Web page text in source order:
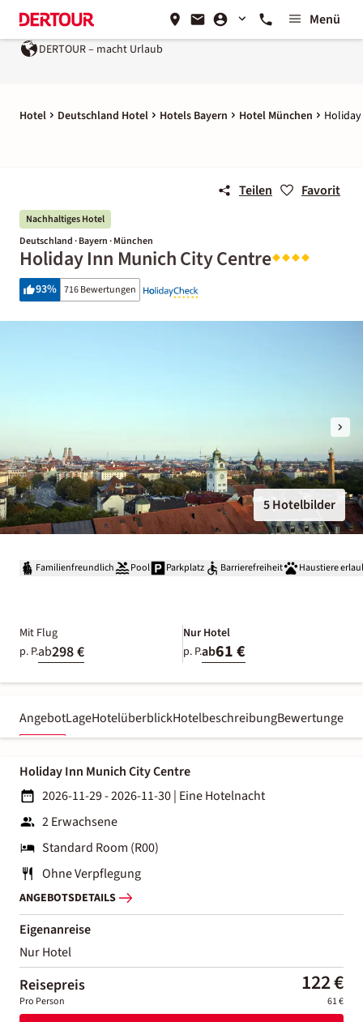
Menü
DERTOUR – macht Urlaub
Hotel Deutschland Hotel Hotels Bayern Hotel München
Teilen Favorit
Nachhaltiges Hotel
Deutschland · Bayern · München
Holiday Inn Munich City Centre
93% 716 Bewertungen
5 Hotelbilder
Familienfreundlich Pool Parkplatz Barrierefreiheit Haustiere
Mit Flug
p. P.ab298 €
Nur Hotel
p. P.ab61 €
AngebotLageHotelüberblickHotelbeschreibungBewertungen
Holiday Inn Munich City Centre
2026-11-29 - 2026-11-30| Eine Hotelnacht
2 Erwachsene
Standard Room (R00)
Ohne Verpflegung
ANGEBOTSDETAILS
Eigenanreise
Nur Hotel
Reisepreis 122 €
Pro Person 61 €